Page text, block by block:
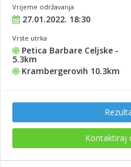
Vrijeme održavanja
27.01.2022. 18:30
Vrste utrka
Petica Barbare Celjske -
5.3km
Krambergerovih 10.3km
Kontaktiraj